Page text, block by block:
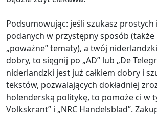
Podsumowując: jeśli szukasz
podanych w przystępny sposób (także
„poważne” tematy), a twój
dobry, to sięgnij po „AD” lub „De
niderlandzki jest już całkiem dobry i
tekstów, pozwalających dokładniej
holenderską politykę, to pomoże ci w
Volkskrant” i „NRC Handelsblad”.